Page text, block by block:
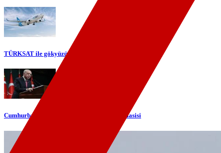
TÜRKSAT ile gökyüzünde yerli internet dönemi başlıyor
Cumhurbaşkanı Erdoğan'dan telefon diplomasisi